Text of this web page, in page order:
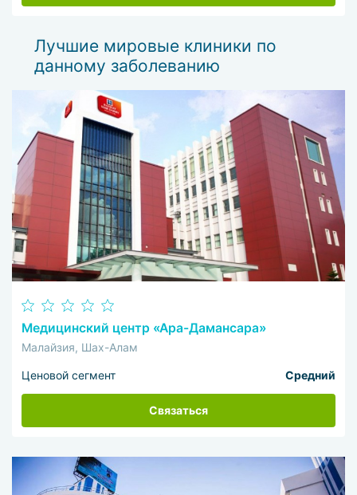
Лучшие мировые клиники по
данному заболеванию
Медицинский центр «Ара-Дамансара»
Малайзия, Шах-Алам
Ценовой сегмент Средний
Связаться